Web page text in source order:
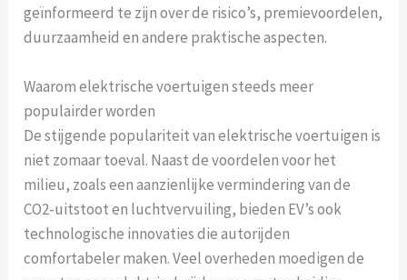
geïnformeerd te zijn over de risico’s, premievoordelen,
duurzaamheid en andere praktische aspecten.
Waarom elektrische voertuigen steeds meer
populairder worden
De stijgende populariteit van elektrische voertuigen is
niet zomaar toeval. Naast de voordelen voor het
milieu, zoals een aanzienlijke vermindering van de
CO2-uitstoot en luchtvervuiling, bieden EV’s ook
technologische innovaties die autorijden
comfortabeler maken. Veel overheden moedigen de